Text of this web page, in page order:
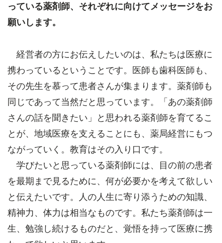
っている薬剤師、それぞれに向けてメッセージをお
願いします。
経営者の方にお伝えしたいのは、私たちは医療に
携わっているということです。医師も歯科医師も、
その先生を慕って患者さんが集まります。薬剤師も
同じであって当然だと思っています。「あの薬剤師
さんの話を聞きたい」と思われる薬剤師を育てるこ
とが、地域医療を支えることにも、薬局経営にもつ
ながっていく。教育はその入り口です。
学びたいと思っている薬剤師には、目の前の患者
を最期まで見るために、何が必要かを考えて欲しい
と伝えたいです。人の人生に寄り添うための知識、
精神力、体力は相当なものです。私たち薬剤師は一
生、勉強し続けるものだと、覚悟を持って医療に携